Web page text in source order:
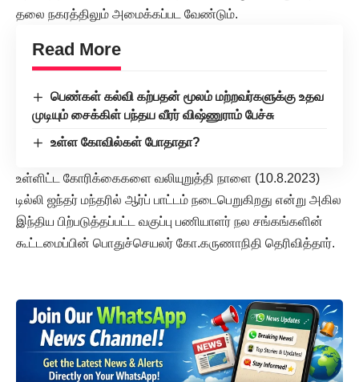
தலை நகரத்திலும் அமைக்கப்பட வேண்டும்.
Read More
பெண்கள் கல்வி கற்பதன் மூலம் மற்றவர்களுக்கு உதவ
முடியும் சைக்கிள் பந்தய வீரர் விஷ்ணுராம் பேச்சு
உள்ள கோவில்கள் போதாதா?
உள்ளிட்ட கோரிக்கைகளை வலியுறுத்தி நாளை (10.8.2023)
டில்லி ஜந்தர் மந்தரில் ஆர்ப் பாட்டம் நடைபெறுகிறது என்று அகில
இந்திய பிற்படுத்தப்பட்ட வகுப்பு பணியாளர் நல சங்கங்களின்
கூட்டமைப்பின் பொதுச்செயலர் கோ.கருணாநிதி தெரிவித்தார்.